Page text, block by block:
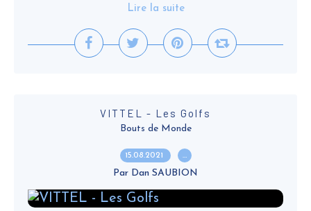
Lire la suite
VITTEL - Les Golfs
Bouts de Monde
15.08.2021 …
Par Dan SAUBION